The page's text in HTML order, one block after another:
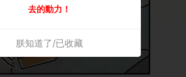
去的動力！
朕知道了/已收藏